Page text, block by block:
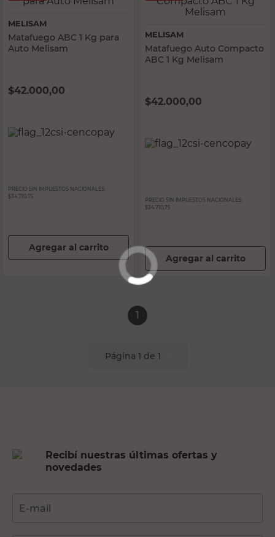
MELISAM
Matafuego ABC 1 Kg para
Auto Melisam
$42.000,00
PRECIO SIN IMPUESTOS NACIONALES:
$34.710,75
Agregar al carrito
MELISAM
Matafuego Auto Compacto
ABC 1 Kg Melisam
$42.000,00
PRECIO SIN IMPUESTOS NACIONALES:
$34.710,75
Agregar al carrito
1
Página 1 de 1
Recibí nuestras últimas ofertas y
novedades
E-mail